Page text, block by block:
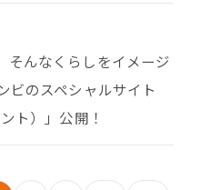
そんなくらしをイメージ
ビのスペシャルサイト
ト）」公開！